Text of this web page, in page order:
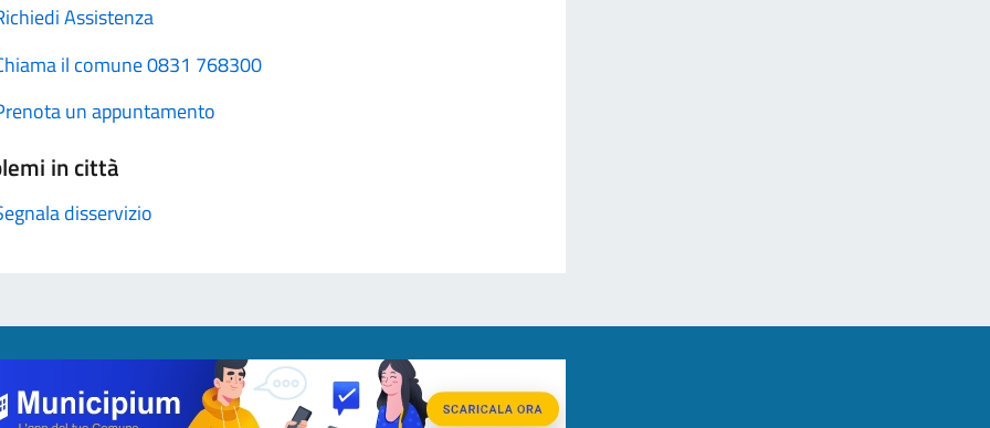
Assistenza
il comune 0831 768300
un appuntamento
in città
disservizio